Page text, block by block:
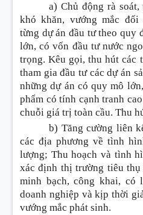
a) Chủ động rà
khó khăn, vướng mắc
từng dự án đầu tư theo quy
lớn, có vốn đầu tư nước
trọng. Kêu gọi, thu hút các
tham gia đầu tư các dự án
những dự án có quy mô
phẩm có tính cạnh tranh
chuỗi giá trị toàn cầu. Thu
b) Tăng cường liên
các địa phương về tình
lượng; Thu hoạch và tình
xác định thị trường tiêu thụ
minh bạch, công khai, có
doanh nghiệp và kịp thời
vướng mắc phát sinh.